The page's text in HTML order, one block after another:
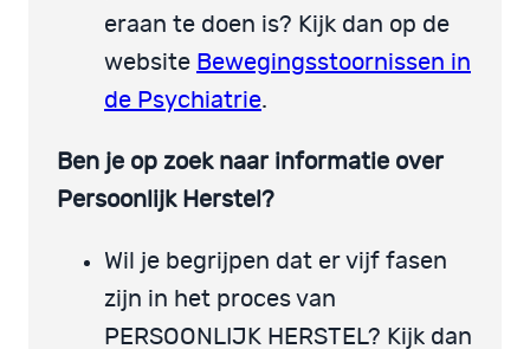
eraan te doen is? Kijk dan op de
website Bewegingsstoornissen in
de Psychiatrie.
Ben je op zoek naar informatie over
Persoonlijk Herstel?
Wil je begrijpen dat er vijf fasen
zijn in het proces van
PERSOONLIJK HERSTEL? Kijk dan